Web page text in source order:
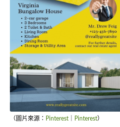
（圖片來源： Pinterest Pinterest）